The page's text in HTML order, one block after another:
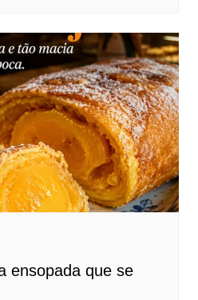
ensopada que se